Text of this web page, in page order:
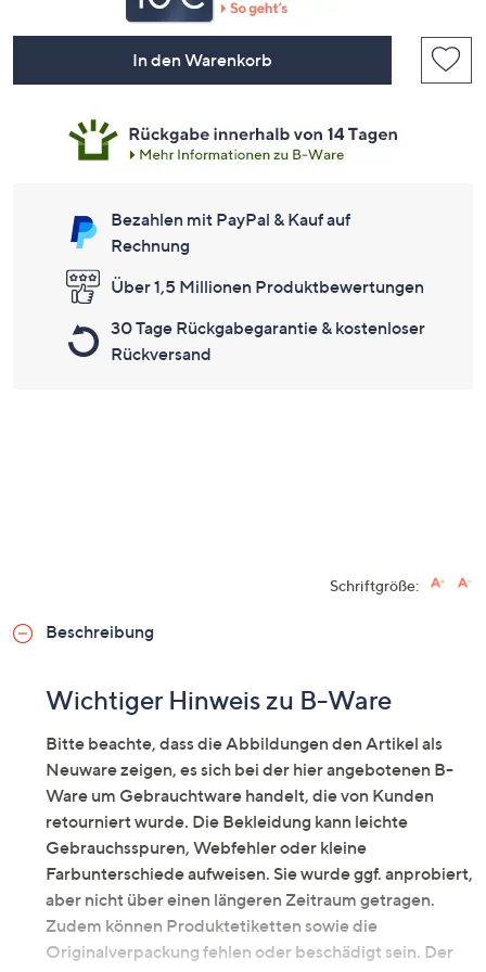
In den Warenkorb
Bezahlen mit PayPal & Kauf auf
Rechnung
Über 1,5 Millionen Produktbewertungen
30 Tage Rückgabegarantie & kostenloser
Rückversand
Schriftgröße:
Beschreibung
Wichtiger Hinweis zu B-Ware
Bitte beachte, dass die Abbildungen den Artikel als
Neuware zeigen, es sich bei der hier angebotenen B-
Ware um Gebrauchtware handelt, die von Kunden
retourniert wurde. Die Bekleidung kann leichte
Gebrauchsspuren, Webfehler oder kleine
Farbunterschiede aufweisen. Sie wurde ggf. anprobiert,
aber nicht über einen längeren Zeitraum getragen.
Zudem können Produktetiketten sowie die
Originalverpackung fehlen oder beschädigt sein. Der